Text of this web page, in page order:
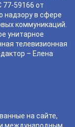
59166 от
надзору в сфере
коммуникаций.
унитарное
телевизионная
– Елена
на сайте,
международным